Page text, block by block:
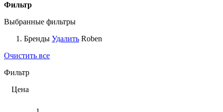
Фильтр
Выбранные фильтры
Бренды Удалить Roben
Очистить все
Фильтр
Цена